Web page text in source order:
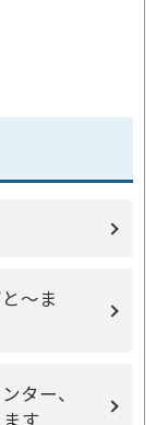
～ま
ター、
す